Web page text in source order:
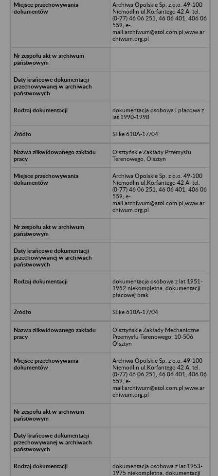
Archiwa Opolskie Sp. z o.o. 49-100
Niemodlin ul.Korfantego 42 A, tel.
(0-77) 46 06 251, 46 06 401, 406 06
559; e-
mail:archiwum@atol.com.pl;www.ar
chiwum.org.pl
dokumentacja osobowa i płacowa z
lat 1990-1998
SEke 610A-17/04
Olsztyńskie Zakłady Przemysłu
Terenowego, Olsztyn
Archiwa Opolskie Sp. z o.o. 49-100
Niemodlin ul.Korfantego 42 A, tel.
(0-77) 46 06 251, 46 06 401, 406 06
559; e-
mail:archiwum@atol.com.pl;www.ar
chiwum.org.pl
dokumentacja osobowa z lat 1951-
1952 niekompletna, dokumentacji
płacowej brak
SEke 610A-17/04
Olsztyńskie Zakłady Mechaniczne
Przemysłu Terenowego; 10-506
Olsztyn
Archiwa Opolskie Sp. z o.o. 49-100
Niemodlin ul.Korfantego 42 A, tel.
(0-77) 46 06 251, 46 06 401, 406 06
559; e-
mail:archiwum@atol.com.pl;www.ar
chiwum.org.pl
dokumentacja osobowa z lat 1953-
1975 niekompletna, dokumentacji